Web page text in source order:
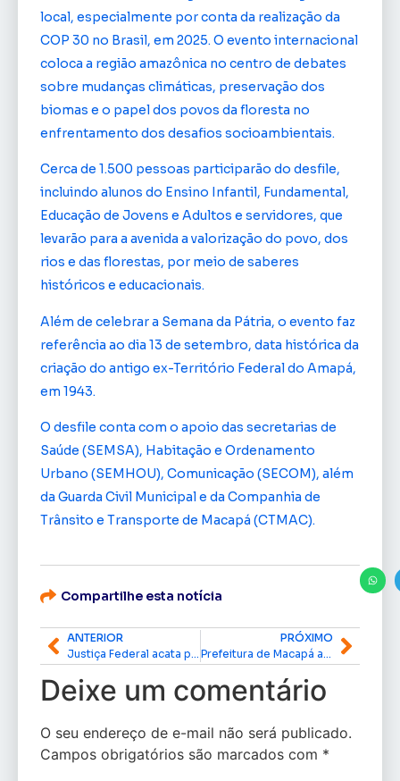
local, especialmente por conta da realização da
COP 30 no Brasil, em 2025. O evento internacional
coloca a região amazônica no centro de debates
sobre mudanças climáticas, preservação dos
biomas e o papel dos povos da floresta no
enfrentamento dos desafios socioambientais.
Cerca de 1.500 pessoas participarão do desfile,
incluindo alunos do Ensino Infantil, Fundamental,
Educação de Jovens e Adultos e servidores, que
levarão para a avenida a valorização do povo, dos
rios e das florestas, por meio de saberes
históricos e educacionais.
Além de celebrar a Semana da Pátria, o evento faz
referência ao dia 13 de setembro, data histórica da
criação do antigo ex-Território Federal do Amapá,
em 1943.
O desfile conta com o apoio das secretarias de
Saúde (SEMSA), Habitação e Ordenamento
Urbano (SEMHOU), Comunicação (SECOM), além
da Guarda Civil Municipal e da Companhia de
Trânsito e Transporte de Macapá (CTMAC).
Compartilhe esta notícia
ANTERIOR
PRÓXIMO
Deixe um comentário
O seu endereço de e-mail não será publicado.
Campos obrigatórios são marcados com *